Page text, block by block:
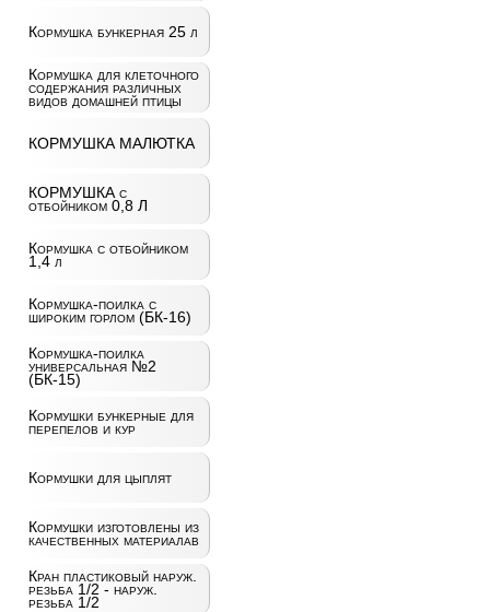
Кормушка бункерная 25 л
Кормушка для клеточного
содержания различных
видов домашней птицы
КОРМУШКА МАЛЮТКА
КОРМУШКА с
отбойником 0,8 Л
Кормушка с отбойником
1,4 л
Кормушка-поилка с
широким горлом (БК-16)
Кормушка-поилка
универсальная №2
(БК-15)
Кормушки бункерные для
перепелов и кур
Кормушки для цыплят
Кормушки изготовлены из
качественных материалав
Кран пластиковый наруж.
резьба 1/2 - наруж.
резьба 1/2